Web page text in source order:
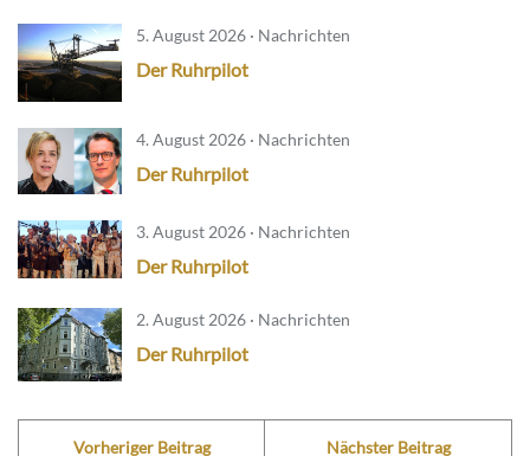
5. August 2026 · Nachrichten
Der Ruhrpilot
4. August 2026 · Nachrichten
Der Ruhrpilot
3. August 2026 · Nachrichten
Der Ruhrpilot
2. August 2026 · Nachrichten
Der Ruhrpilot
Vorheriger Beitrag Nächster Beitrag